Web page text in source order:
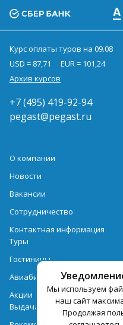
Мы используем
наш сайт
Продолжая
Курс оплаты туров на 09.08
USD = 87,71
EUR = 101,24
Архив курсов
+7 (495) 419-92-94
pegast@pegast.ru
О компании
Новости
Вакансии
Сотрудничество
Контактная информация
Туры
Гостиницы
Авиабилеты
Акции
Выдача документов